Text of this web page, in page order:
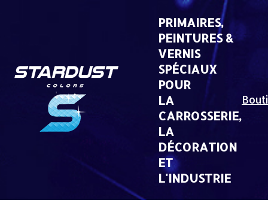
PRIMAIRES,
PEINTURES &
VERNIS
SPÉCIAUX
POUR
LA
CARROSSERIE,
LA
DÉCORATION
ET
L'INDUSTRIE